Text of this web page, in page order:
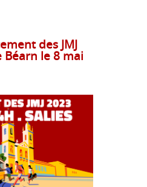
des JMJ
Béarn le 8 mai